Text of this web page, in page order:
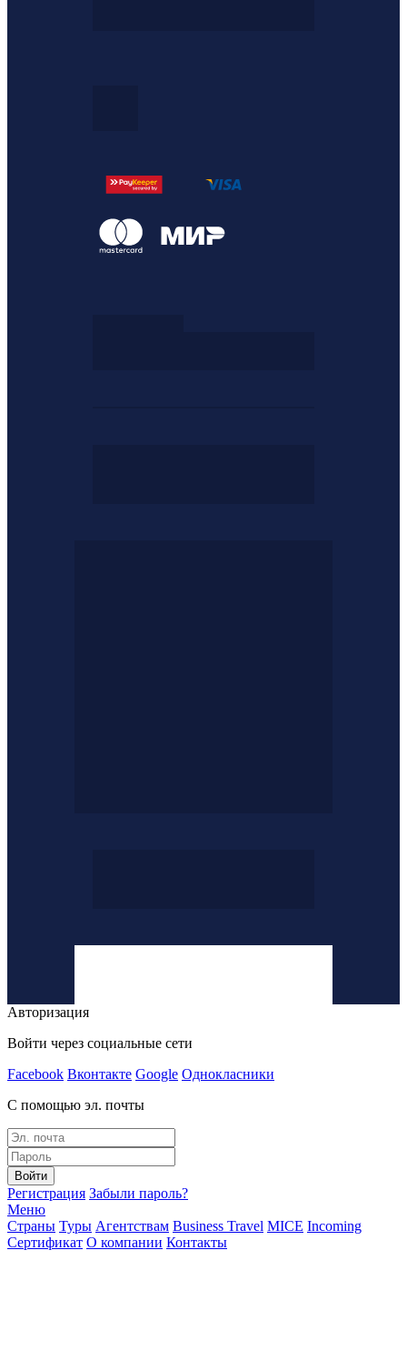
Авторизация
Войти через социальные сети
Facebook Вконтакте Google Однокласники
С помощью эл. почты
Войти
Регистрация Забыли пароль?
Меню
Страны Туры Агентствам Business Travel MICE Incoming
Сертификат О компании Контакты